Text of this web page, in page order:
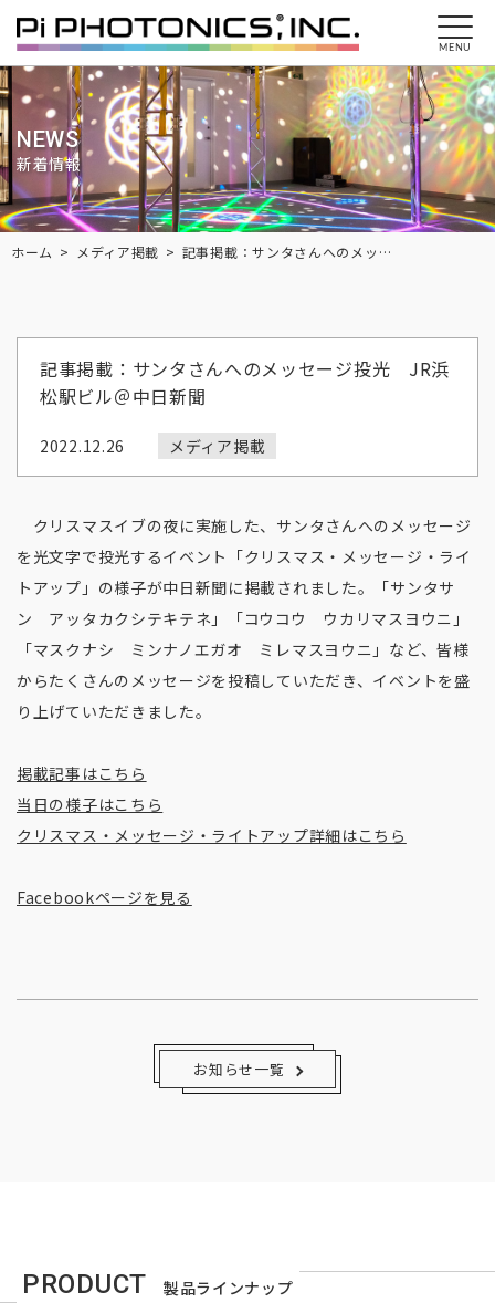
MENU
NEWS
新着情報
Breadcrumbs
ホーム メディア掲載 記事掲載：サンタさんへのメッセージ投光 JR浜松駅ビル＠中日新聞
記事掲載：サンタさんへのメッセージ投光 JR浜
松駅ビル＠中日新聞
2022.12.26 メディア掲載
クリスマスイブの夜に実施した、サンタさんへのメッセージ
を光文字で投光するイベント「クリスマス・メッセージ・ライ
トアップ」の様子が中日新聞に掲載されました。「サンタサ
ン アッタカクシテキテネ」「コウコウ ウカリマスヨウニ」
「マスクナシ ミンナノエガオ ミレマスヨウニ」など、皆様
からたくさんのメッセージを投稿していただき、イベントを盛
り上げていただきました。
掲載記事はこちら
当日の様子はこちら
クリスマス・メッセージ・ライトアップ詳細はこちら
Facebookページを見る
お知らせ一覧
PRODUCT 製品ラインナップ